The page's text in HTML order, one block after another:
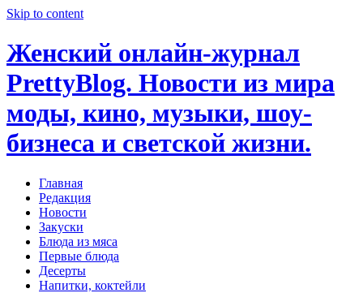
Skip to content
Женский онлайн-журнал
PrettyBlog. Новости из мира
моды, кино, музыки, шоу-
бизнеса и светской жизни.
Главная
Редакция
Новости
Закуски
Блюда из мяса
Первые блюда
Десерты
Напитки, коктейли